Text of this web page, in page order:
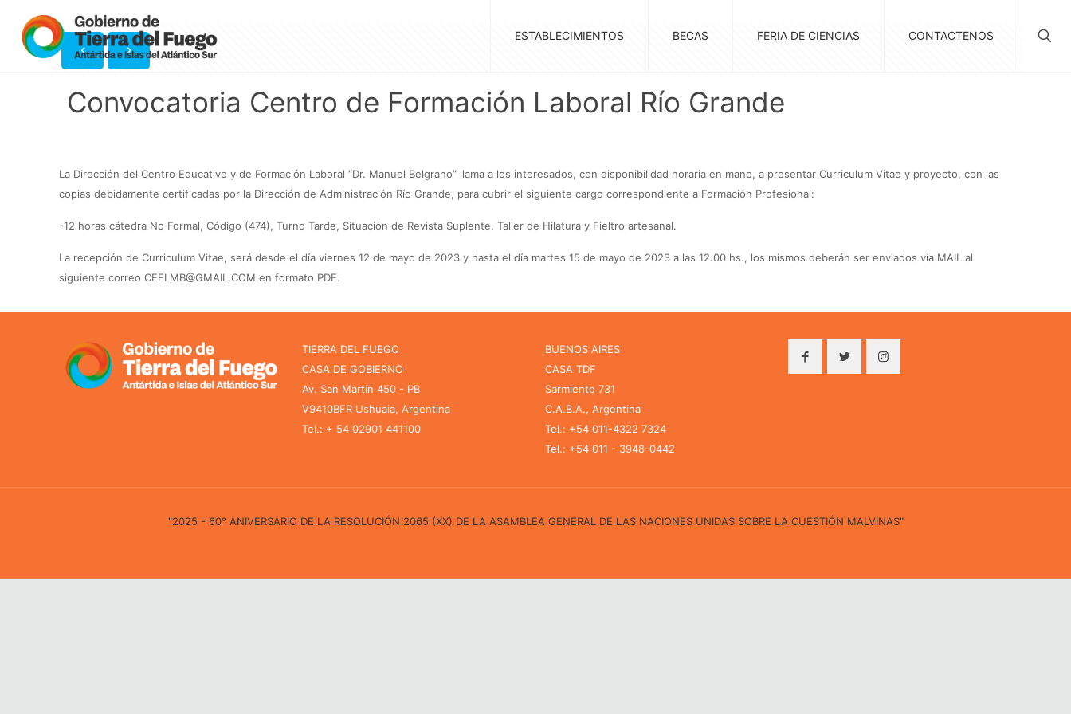
ESTABLECIMIENTOS BECAS FERIA DE CIENCIAS CONTACTENOS
Convocatoria Centro de Formación Laboral Río Grande
La Dirección del Centro Educativo y de Formación Laboral “Dr. Manuel Belgrano” llama a los interesados, con disponibilidad horaria en mano, a presentar Curriculum Vitae y proyecto, con las
copias debidamente certificadas por la Dirección de Administración Río Grande, para cubrir el siguiente cargo correspondiente a Formación Profesional:
-12 horas cátedra No Formal, Código (474), Turno Tarde, Situación de Revista Suplente. Taller de Hilatura y Fieltro artesanal.
La recepción de Curriculum Vitae, será desde el día viernes 12 de mayo de 2023 y hasta el día martes 15 de mayo de 2023 a las 12.00 hs., los mismos deberán ser enviados vía MAIL al
siguiente correo CEFLMB@GMAIL.COM en formato PDF.
TIERRA DEL FUEGO
CASA DE GOBIERNO
Av. San Martín 450 - PB
V9410BFR Ushuaia, Argentina
Tel.: + 54 02901 441100
BUENOS AIRES
CASA TDF
Sarmiento 731
C.A.B.A., Argentina
Tel.: +54 011-4322 7324
Tel.: +54 011 - 3948-0442
"2025 - 60° ANIVERSARIO DE LA RESOLUCIÓN 2065 (XX) DE LA ASAMBLEA GENERAL DE LAS NACIONES UNIDAS SOBRE LA CUESTIÓN MALVINAS"